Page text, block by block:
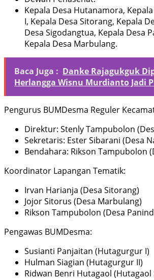
Kepala Desa Hutanamora,
I, Kepala Desa Sitorang, Kepala
Desa Sigodangtua, Kepala Desa
Kepala Desa Marbulang.
Baca Juga : Danke Rajagukguk
Herlangga Wisnu Murdianto Jadi
Pengurus BUMDesma Reguler
Direktur: Stenly Tampubolon
Sekretaris: Ester Sibarani (Desa
Bendahara: Rikson Tampubolon
Koordinator Lapangan Tematik:
Irvan Harianja (Desa Sitorang)
Jojor Sitorus (Desa Marbulang)
Rikson Tampubolon (Desa
Pengawas BUMDesma:
Susianti Panjaitan (Hutagurgur I)
Hulman Siagian (Hutagurgur II)
Ridwan Benri Hutagaol (Hutagaol